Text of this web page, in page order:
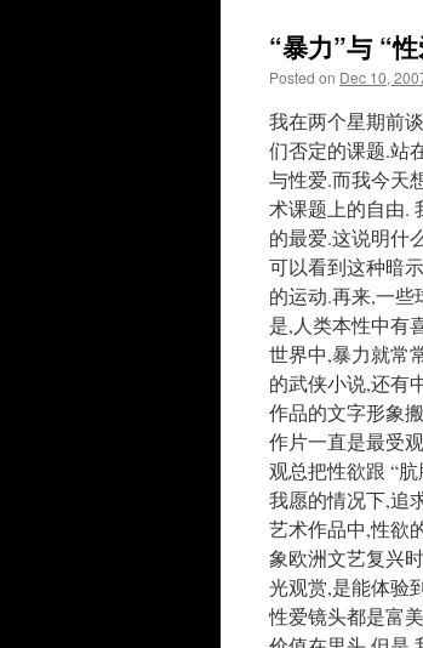
“暴力”与 “
Posted on Dec 10,
我在两个星期前
们否定的课题.站
与性爱.而我今天
术课题上的自由.
的最爱.这说明什
可以看到这种暗
的运动.再来,一
是,人类本性中有
世界中,暴力就常
的武侠小说,还有
作品的文字形象
作片一直是最受
观总把性欲跟 “
我愿的情况下,追
艺术作品中,性欲
象欧洲文艺复兴
光观赏,是能体验
性爱镜头都是富